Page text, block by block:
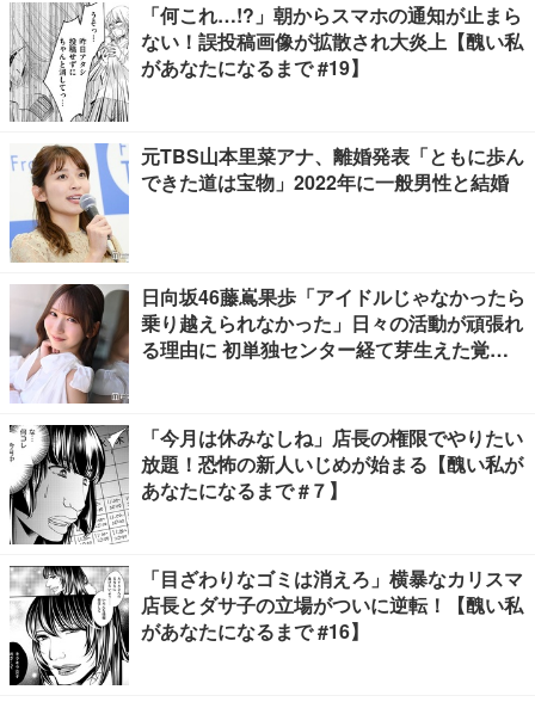
「何これ…!?」朝からスマホの通知が止まら
ない！誤投稿画像が拡散され大炎上【醜い私
があなたになるまで #19】
元TBS山本里菜アナ、離婚発表「ともに歩ん
できた道は宝物」2022年に一般男性と結婚
日向坂46藤嶌果歩「アイドルじゃなかったら
乗り越えられなかった」日々の活動が頑張れ
る理由に 初単独センター経て芽生えた覚悟
「今月は休みなしね」店長の権限でやりたい
放題！恐怖の新人いじめが始まる【醜い私が
あなたになるまで #７】
「目ざわりなゴミは消えろ」横暴なカリスマ
店長とダサ子の立場がついに逆転！【醜い私
があなたになるまで #16】